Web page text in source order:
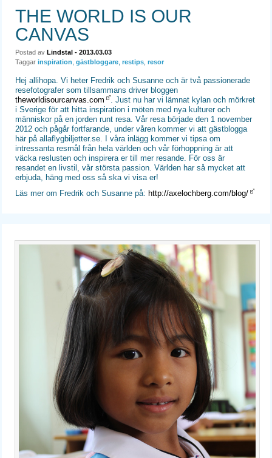
THE WORLD IS OUR
CANVAS
Postad avLindstal - 2013.03.03
Taggar inspiration ,gästbloggare ,restips ,resor
Hej allihopa. Vi heter Fredrik och Susanne och är två passionerade
resefotografer som tillsammans driver bloggen
theworldisourcanvas.com
. Just nu har vi lämnat kylan och mörkret
i Sverige för att hitta inspiration i möten med nya kulturer och
människor på en jorden runt resa. Vår resa började den 1 november
2012 och pågår fortfarande, under våren kommer vi att gästblogga
här på allaflygbiljetter.se. I våra inlägg kommer vi tipsa om
intressanta resmål från hela världen och vår förhoppning är att
väcka reslusten och inspirera er till mer resande. För oss är
resandet en livstil, vår största passion. Världen har så mycket att
erbjuda, häng med oss så ska vi visa er!
Läs mer om Fredrik och Susanne på: http://axelochberg.com/blog/